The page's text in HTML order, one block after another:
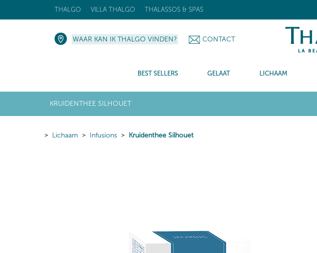
THALGO VILLA THALGO THALASSOS & SPAS
WAAR KAN IK THALGO VINDEN? CONTACT
BEST SELLERS GELAAT LICHAAM
KRUIDENTHEE SILHOUET
Lichaam Infusions Kruidenthee Silhouet